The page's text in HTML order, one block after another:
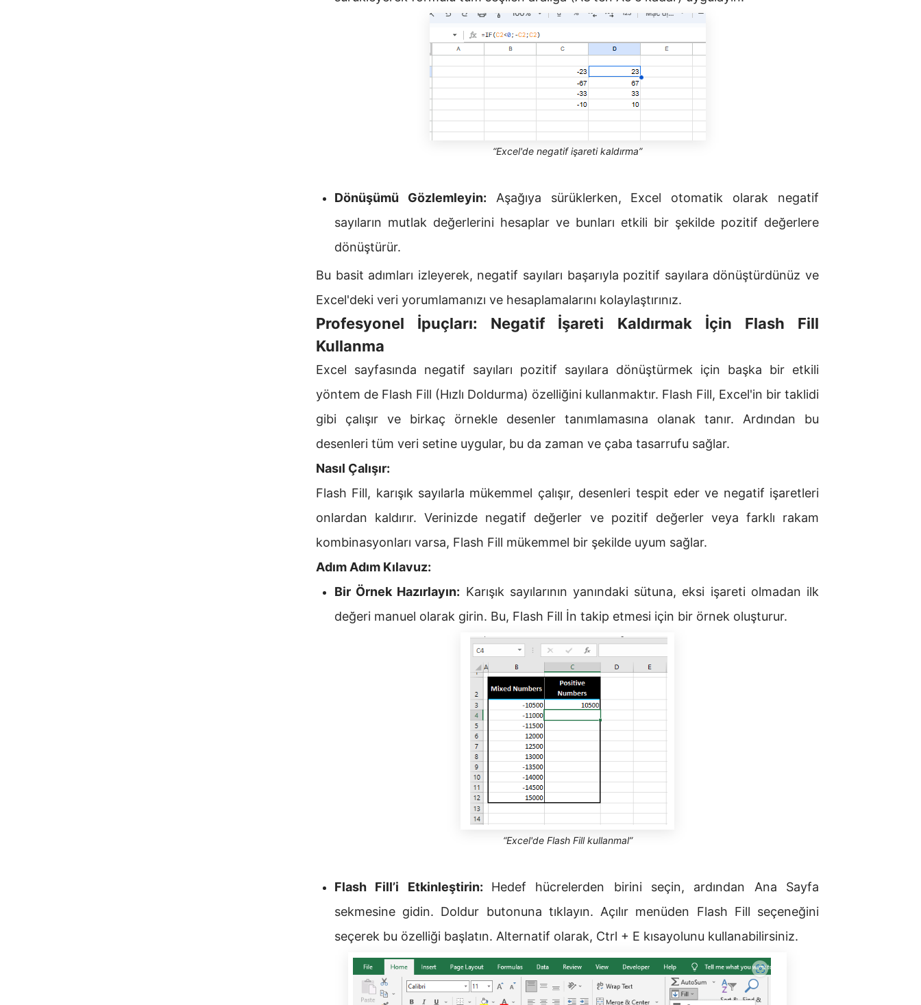
“Excel'de negatif işareti kaldırma”
Dönüşümü Gözlemleyin: Aşağıya sürüklerken, Excel otomatik olarak negatif
sayıların mutlak değerlerini hesaplar ve bunları etkili bir şekilde pozitif değerlere
dönüştürür.
Bu basit adımları izleyerek, negatif sayıları başarıyla pozitif sayılara dönüştürdünüz ve
Excel'deki veri yorumlamanızı ve hesaplamalarını kolaylaştırınız.
Profesyonel İpuçları: Negatif İşareti Kaldırmak İçin Flash Fill
Kullanma
Excel sayfasında negatif sayıları pozitif sayılara dönüştürmek için başka bir etkili
yöntem de Flash Fill (Hızlı Doldurma) özelliğini kullanmaktır. Flash Fill, Excel'in bir taklidi
gibi çalışır ve birkaç örnekle desenler tanımlamasına olanak tanır. Ardından bu
desenleri tüm veri setine uygular, bu da zaman ve çaba tasarrufu sağlar.
Nasıl Çalışır:
Flash Fill, karışık sayılarla mükemmel çalışır, desenleri tespit eder ve negatif işaretleri
onlardan kaldırır. Verinizde negatif değerler ve pozitif değerler veya farklı rakam
kombinasyonları varsa, Flash Fill mükemmel bir şekilde uyum sağlar.
Adım Adım Kılavuz:
Bir Örnek Hazırlayın: Karışık sayılarının yanındaki sütuna, eksi işareti olmadan ilk
değeri manuel olarak girin. Bu, Flash Fill İn takip etmesi için bir örnek oluşturur.
“Excel'de Flash Fill kullanmal”
Flash Fill’i Etkinleştirin: Hedef hücrelerden birini seçin, ardından Ana Sayfa
sekmesine gidin. Doldur butonuna tıklayın. Açılır menüden Flash Fill seçeneğini
seçerek bu özelliği başlatın. Alternatif olarak, Ctrl + E kısayolunu kullanabilirsiniz.